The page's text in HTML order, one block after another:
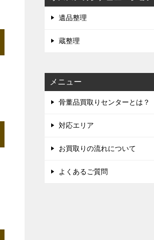
遺品整理
蔵整理
メニュー
骨董品買取りセンターとは？
対応エリア
お買取りの流れについて
よくあるご質問